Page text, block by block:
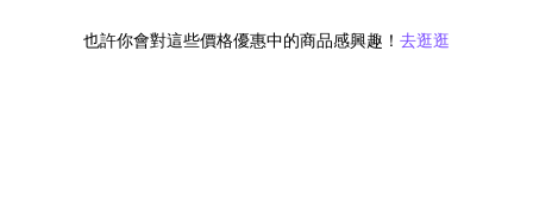
也許你會對這些價格優惠中的商品感興趣！ 去逛逛